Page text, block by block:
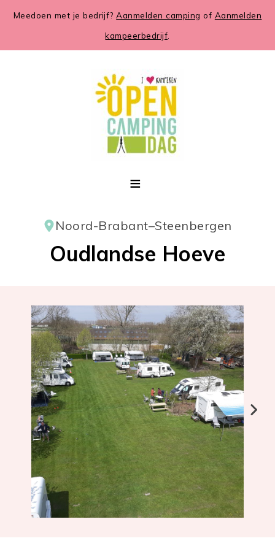
Meedoen met je bedrijf?Aanmelden camping of Aanmelden
kampeerbedrijf
Noord-Brabant–Steenbergen
Oudlandse Hoeve